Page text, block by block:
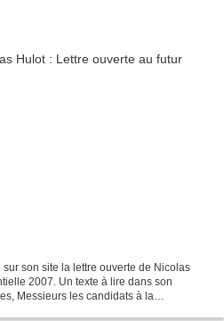
son site la lettre ouverte de Nicolas
2007. Un texte à lire dans son
Messieurs les candidats à la